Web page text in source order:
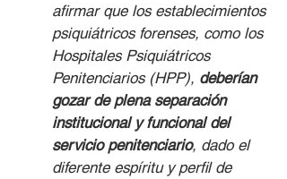
afirmar que los establecimientos
psiquiátricos forenses, como los
Hospitales Psiquiátricos
Penitenciarios (HPP), deberían
gozar de plena separación
institucional y funcional del
servicio penitenciario, dado el
diferente espíritu y perfil de